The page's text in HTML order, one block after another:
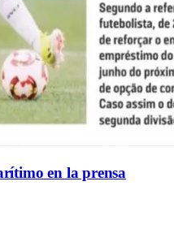
en la prensa